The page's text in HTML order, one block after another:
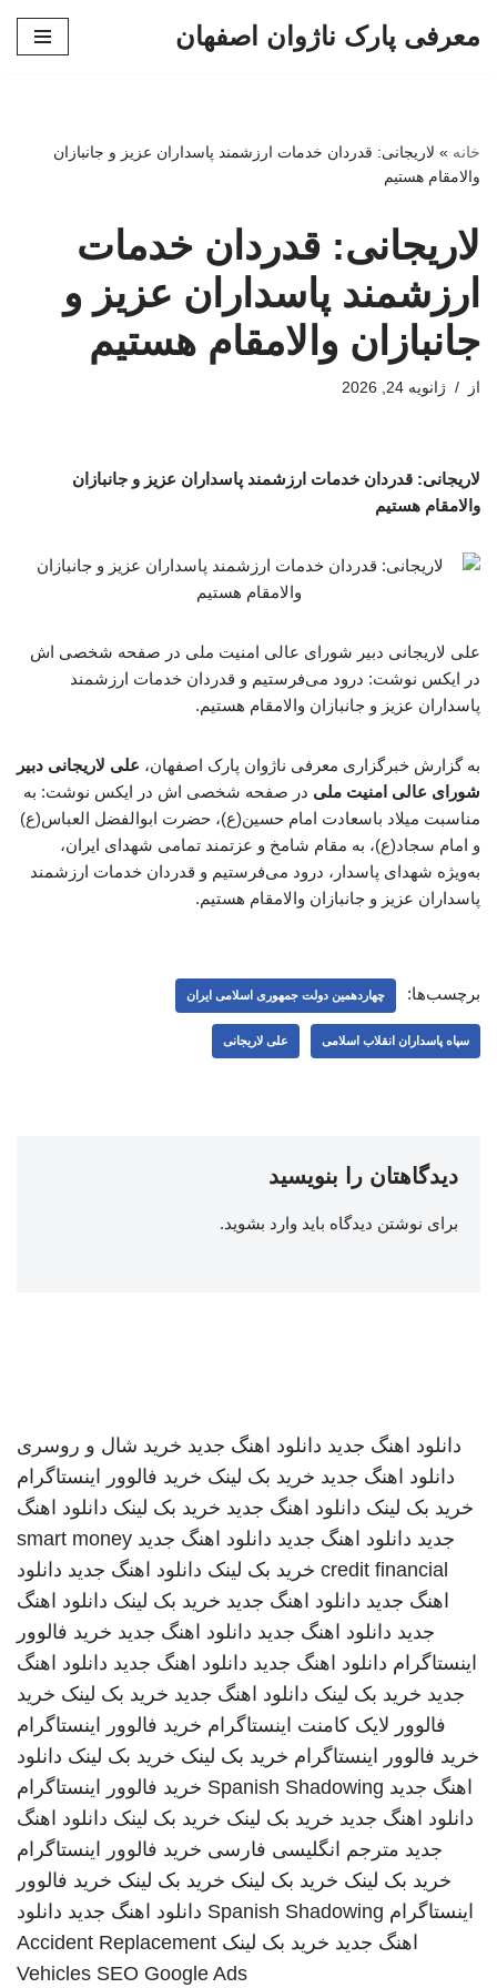
معرفی پارک ناژوان اصفهان
خانه » لاریجانی: قدردان خدمات ارزشمند پاسداران عزیز و جانبازان
والامقام هستیم
لاریجانی: قدردان خدمات
ارزشمند پاسداران عزیز و
جانبازان والامقام هستیم
از ژانویه 24, 2026
لاریجانی: قدردان خدمات ارزشمند پاسداران عزیز و جانبازان
والامقام هستیم
علی لاریجانی دبیر شورای عالی امنیت ملی در صفحه شخصی اش
در ایکس نوشت: درود می‌فرستیم و قدردان خدمات ارزشمند
پاسداران عزیز و جانبازان والامقام هستیم.
به گزارش خبرگزاری معرفی ناژوان پارک اصفهان، علی لاریجانی دبیر
شورای عالی امنیت ملی در صفحه شخصی اش در ایکس نوشت: به
مناسبت میلاد باسعادت امام حسین(ع)، حضرت ابوالفضل العباس(ع)
و امام سجاد(ع)، به مقام شامخ و عزتمند تمامی شهدای ایران،
به‌ویژه شهدای پاسدار، درود می‌فرستیم و قدردان خدمات ارزشمند
پاسداران عزیز و جانبازان والامقام هستیم.
برچسب‌ها: چهاردهمین دولت جمهوری اسلامی ایران
سپاه پاسداران انقلاب اسلامی علی لاریجانی
دیدگاهتان را بنویسید
برای نوشتن دیدگاه باید وارد بشوید.
دانلود اهنگ جدید دانلود اهنگ جدید خرید شال و روسری
دانلود اهنگ جدید خرید بک لینک خرید فالوور اینستاگرام
خرید بک لینک دانلود اهنگ جدید خرید بک لینک دانلود اهنگ
جدید دانلود اهنگ جدید دانلود اهنگ جدید smart money
credit financial خرید بک لینک دانلود اهنگ جدید دانلود
اهنگ جدید دانلود اهنگ جدید خرید بک لینک دانلود اهنگ
جدید دانلود اهنگ جدید دانلود اهنگ جدید خرید فالوور
اینستاگرام دانلود اهنگ جدید دانلود اهنگ جدید دانلود اهنگ
جدید خرید بک لینک دانلود اهنگ جدید خرید بک لینک خرید
فالوور لایک کامنت اینستاگرام خرید فالوور اینستاگرام
خرید فالوور اینستاگرام خرید بک لینک خرید بک لینک دانلود
اهنگ جدید Spanish Shadowing خرید فالوور اینستاگرام
دانلود اهنگ جدید خرید بک لینک خرید بک لینک دانلود اهنگ
جدید مترجم انگلیسی فارسی خرید فالوور اینستاگرام
خرید بک لینک خرید بک لینک خرید بک لینک خرید فالوور
اینستاگرام Spanish Shadowing دانلود اهنگ جدید دانلود
اهنگ جدید خرید بک لینک Accident Replacement
Vehicles SEO Google Ads